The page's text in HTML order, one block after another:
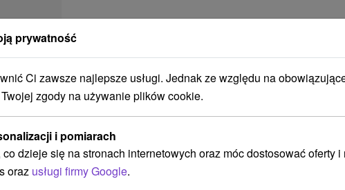
Ak plánujete navštíviť tieto
prywatność
Ci zawsze najlepsze usługi. Jednak ze względu na
zgody na używanie plików cookie.
i pomiarach
dzieje się na stronach internetowych oraz móc dostosować oferty i
oraz usługi firmy Google.